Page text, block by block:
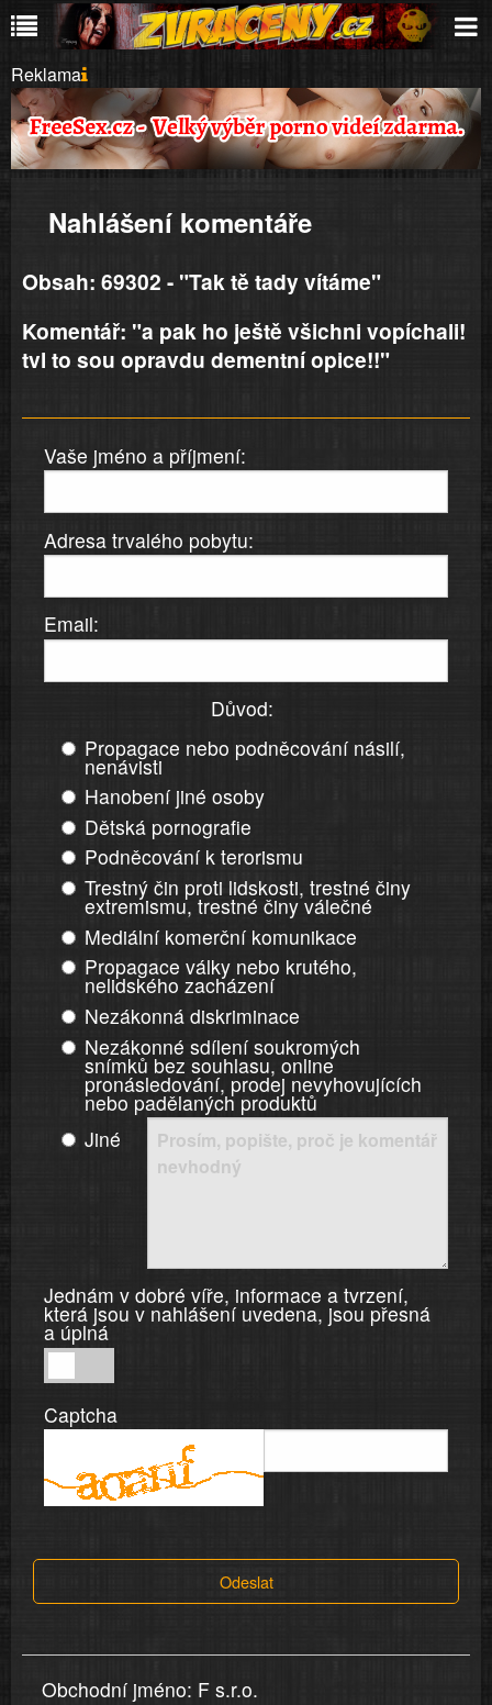
Reklama
Nahlášení komentáře
Obsah: 69302 - "Tak tě tady vítáme"
Komentář: "a pak ho ještě všichni vopíchali!
tvl to sou opravdu dementní opice!!"
Vaše jméno a příjmení:
Adresa trvalého pobytu:
Email:
Důvod:
Propagace nebo podněcování násilí,
nenávisti
Hanobení jiné osoby
Dětská pornografie
Podněcování k terorismu
Trestný čin proti lidskosti, trestné činy
extremismu, trestné činy válečné
Mediální komerční komunikace
Propagace války nebo krutého,
nelidského zacházení
Nezákonná diskriminace
Nezákonné sdílení soukromých
snímků bez souhlasu, online
pronásledování, prodej nevyhovujících
nebo padělaných produktů
Jiné
Jednám v dobré víře, informace a tvrzení,
která jsou v nahlášení uvedena, jsou přesná
a úplná
v
dobré
informace
v
uvedena,
jsou
Captcha
Odeslat
Obchodní jméno: F s.r.o.